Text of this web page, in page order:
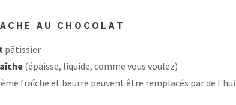
AU CHOCOLAT
pâtissier
(épaisse, liquide, comme vous voulez)
fraîche et beurre peuvent être remplacés par de